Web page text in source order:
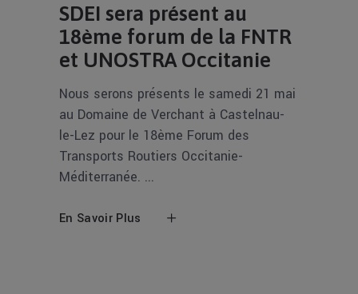
SDEI sera présent au
18ème forum de la FNTR
et UNOSTRA Occitanie
Nous serons présents le samedi 21 mai
au Domaine de Verchant à Castelnau-
le-Lez pour le 18ème Forum des
Transports Routiers Occitanie-
Méditerranée.
En Savoir Plus